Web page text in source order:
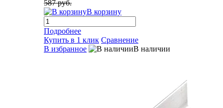
587 руб.
В корзину
Подробнее
Купить в 1 клик Сравнение
В избранное
В наличии